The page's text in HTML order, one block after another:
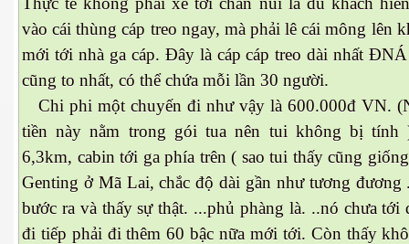
vào cái thùng cáp treo ngay, mà phải lê cái mông lên
mới tới nhà ga cáp. Đây là cáp cáp treo dài nhất
cũng to nhất, có thể chứa mỗi lần 30 người.
Chi phi một chuyến đi như vậy là 600.000đ VN.
tiền này nằm trong gói tua nên tui không bị
6,3km, cabin tới ga phía trên ( sao tui thấy cũng
Genting ở Mã Lai, chắc độ dài gần như tương đương
bước ra và thấy sự thật. ...phủ phàng là. ..nó chưa
đi tiếp phải đi thêm 60 bậc nữa mới tới. Còn thấy